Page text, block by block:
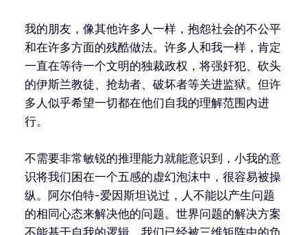
我的朋友，像其他许多人一样，抱怨社会的不公平
和在许多方面的残酷做法。许多人和我一样，肯定
一直在等待一个文明的独裁政权，将强奸犯、砍头
的伊斯兰教徒、抢劫者、破坏者等关进监狱。但许
多人似乎希望一切都在他们自我的理解范围内进
行。
不需要非常敏锐的推理能力就能意识到，小我的意
识将我们困在一个五感的虚幻泡沫中，很容易被操
纵。阿尔伯特-爱因斯坦说过，人不能以产生问题
的相同心态来解决他的问题。世界问题的解决方案